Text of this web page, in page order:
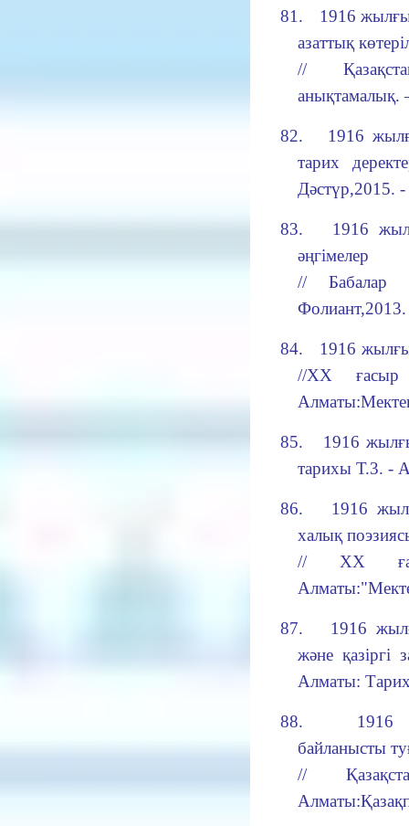
81.
1916
азаттық
//
анықтамалық.
82.
1916
тарих
Дәстүр,2015.
83.
1916
әңгімелер
// Бабалар
84.
1916 жылғы
//ХХ ғасыр
85.
1916
тарихы Т.3. -
86.
1916
халық
// ХХ
87.
1916
және қазіргі
Алматы:
88.
1916
байланысты
//